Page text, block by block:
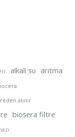
alkali su arıtma
alınır
biosera filtre